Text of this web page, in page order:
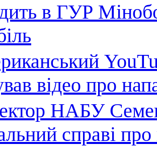
в ГУР
відео про
НАБУ
справі